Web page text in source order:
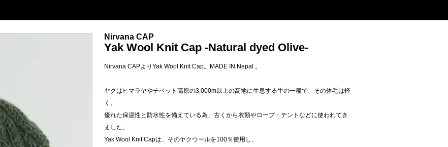
Nirvana CAP
Yak Wool Knit Cap -Natural dyed Olive-
Nirvana CAPよりYak Wool Knit Cap。MADE IN Nepal 。
ヤクはヒマラヤやチベット高原の3,000m以上の高地に生息する牛の一種で、その体毛は軽
く、
優れた保温性と防水性を備えている為、古くから衣類やロープ・テントなどに使われてき
ました。
Yak Wool Knit Capは、そのヤクウールを100％使用し、